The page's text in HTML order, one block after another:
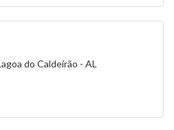
do Caldeirão - AL